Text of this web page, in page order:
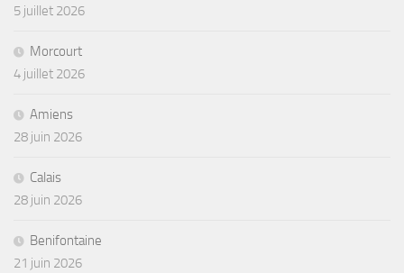
5 juillet 2026
Morcourt
4 juillet 2026
Amiens
28 juin 2026
Calais
28 juin 2026
Benifontaine
21 juin 2026